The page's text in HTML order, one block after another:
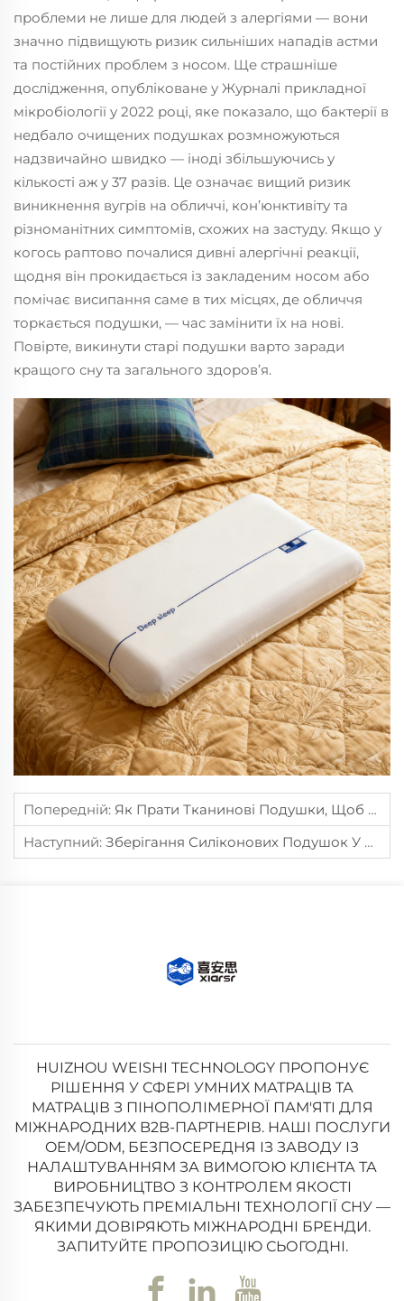
проблеми не лише для людей з алергіями — вони
значно підвищують ризик сильніших нападів астми
та постійних проблем з носом. Ще страшніше
дослідження, опубліковане у Журналі прикладної
мікробіології у 2022 році, яке показало, що бактерії в
недбало очищених подушках розмножуються
надзвичайно швидко — іноді збільшуючись у
кількості аж у 37 разів. Це означає вищий ризик
виникнення вугрів на обличчі, кон’юнктивіту та
різноманітних симптомів, схожих на застуду. Якщо у
когось раптово почалися дивні алергічні реакції,
щодня він прокидається із закладеним носом або
помічає висипання саме в тих місцях, де обличчя
торкається подушки, — час замінити їх на нові.
Повірте, викинути старі подушки варто заради
кращого сну та загального здоров’я.
Попередній: Як Прати Тканинові Подушки, Щоб Вони Не Витримали?
Наступний: Зберігання Силіконових Подушок У Сухому Місці Запобігає Утворенню Плісняви.
HUIZHOU WEISHI TECHNOLOGY ПРОПОНУЄ
РІШЕННЯ У СФЕРІ УМНИХ МАТРАЦІВ ТА
МАТРАЦІВ З ПІНОПОЛІМЕРНОЇ ПАМ'ЯТІ ДЛЯ
МІЖНАРОДНИХ B2B-ПАРТНЕРІВ. НАШІ ПОСЛУГИ
OEM/ODM, БЕЗПОСЕРЕДНЯ ІЗ ЗАВОДУ ІЗ
НАЛАШТУВАННЯМ ЗА ВИМОГОЮ КЛІЄНТА ТА
ВИРОБНИЦТВО З КОНТРОЛЕМ ЯКОСТІ
ЗАБЕЗПЕЧУЮТЬ ПРЕМІАЛЬНІ ТЕХНОЛОГІЇ СНУ —
ЯКИМИ ДОВІРЯЮТЬ МІЖНАРОДНІ БРЕНДИ.
ЗАПИТУЙТЕ ПРОПОЗИЦІЮ СЬОГОДНІ.